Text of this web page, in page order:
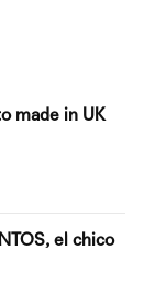
made in UK
el chico